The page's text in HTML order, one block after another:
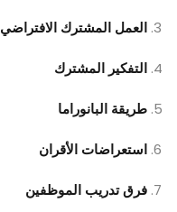
العمل المشترك الافتراضي
التفكير المشترك
طريقة البانوراما
استعراضات الأقران
فرق تدريب الموظفين